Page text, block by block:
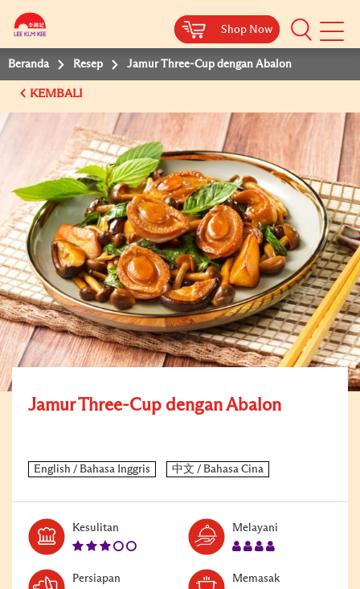
Shop Now
Shop Now
Beranda Resep Jamur Three-Cup dengan Abalon
KEMBALI
Jamur Three-Cup dengan Abalon
Kesulitan Melayani
Persiapan Memasak